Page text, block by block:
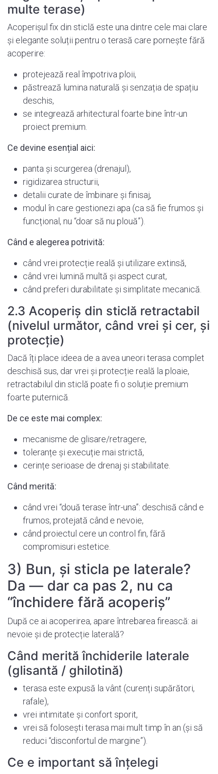
multe terase)
Acoperișul fix din sticlă este una dintre cele mai clare
și elegante soluții pentru o terasă care pornește fără
acoperire:
protejează real împotriva ploii,
păstrează lumina naturală și senzația de spațiu
deschis,
se integrează arhitectural foarte bine într-un
proiect premium.
Ce devine esențial aici:
panta și scurgerea (drenajul),
rigidizarea structurii,
detalii curate de îmbinare și finisaj,
modul în care gestionezi apa (ca să fie frumos și
funcțional, nu “doar să nu plouă”).
Când e alegerea potrivită:
când vrei protecție reală și utilizare extinsă,
când vrei lumină multă și aspect curat,
când preferi durabilitate și simplitate mecanică.
2.3 Acoperiș din sticlă retractabil
(nivelul următor, când vrei și cer, și
protecție)
Dacă îți place ideea de a avea uneori terasa complet
deschisă sus, dar vrei și protecție reală la ploaie,
retractabilul din sticlă poate fi o soluție premium
foarte puternică.
De ce este mai complex:
mecanisme de glisare/retragere,
toleranțe și execuție mai strictă,
cerințe serioase de drenaj și stabilitate.
Când merită:
când vrei “două terase într-una”: deschisă când e
frumos, protejată când e nevoie,
când proiectul cere un control fin, fără
compromisuri estetice.
3) Bun, și sticla pe laterale?
Da — dar ca pas 2, nu ca
“închidere fără acoperiș”
După ce ai acoperirea, apare întrebarea firească: ai
nevoie și de protecție laterală?
Când merită închiderile laterale
(glisantă / ghilotină)
terasa este expusă la vânt (curenți supărători,
rafale),
vrei intimitate și confort sporit,
vrei să folosești terasa mai mult timp în an (și să
reduci “disconfortul de margine”).
Ce e important să înțelegi